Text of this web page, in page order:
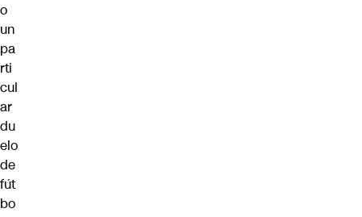
o
un
pa
rti
cul
ar
du
elo
de
fút
bo